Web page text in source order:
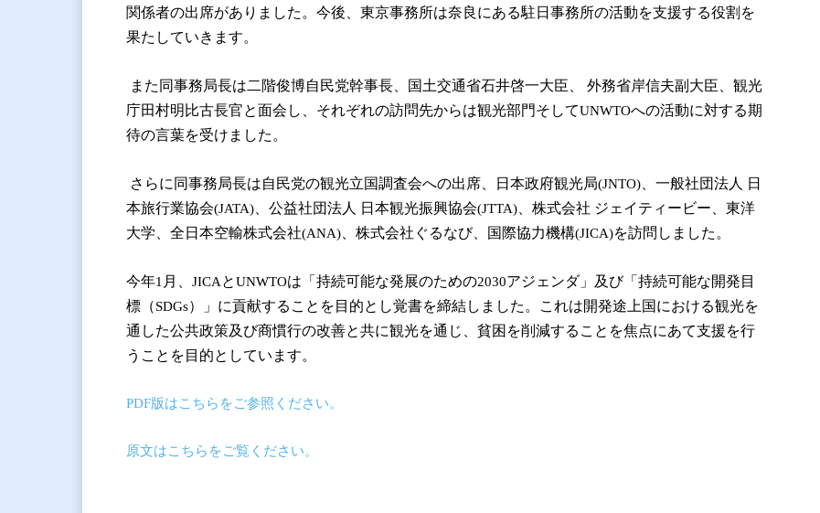
関係者の出席がありました。今後、東京事務所は奈良にある駐日事務所の活動を支援する役割を
果たしていきます。
また同事務局長は二階俊博自民党幹事長、国土交通省石井啓一大臣、
外務省岸信夫副大臣、観光
庁田村明比古長官と面会し、それぞれの訪問先からは観光部門そしてUNWTOへの活動に対する期
待の言葉を受けました。
さらに同事務局長は自民党の観光立国調査会への出席、日本政府観光局(JNTO)、一般社団法人 日
本旅行業協会(JATA)、公益社団法人 日本観光振興協会(JTTA)、株式会社 ジェイティービー、東洋
大学、全日本空輸株式会社(ANA)、株式会社ぐるなび、国際協力機構(JICA)を訪問しました。
今年1 月、 JICAとUNWTOは「持続可能な発展のための2030アジェンダ」及び「持続可能な開発目
標（SDGs）」に貢献することを目的とし覚書を締結しました。これは開発途上国における観光を
通した公共政策及び商慣行の改善と共に観光を通じ、貧困を削減することを焦点にあて支援を行
うことを目的としています。
PDF版はこちらをご参照ください。
原文はこちらをご覧ください。